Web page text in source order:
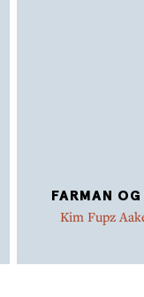
FARMAN
Kim Fupz